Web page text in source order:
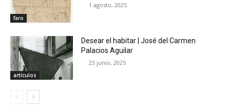
faro
1 agosto, 2025
artículos
Desear el habitar | José del Carmen
Palacios Aguilar
23 junio, 2025